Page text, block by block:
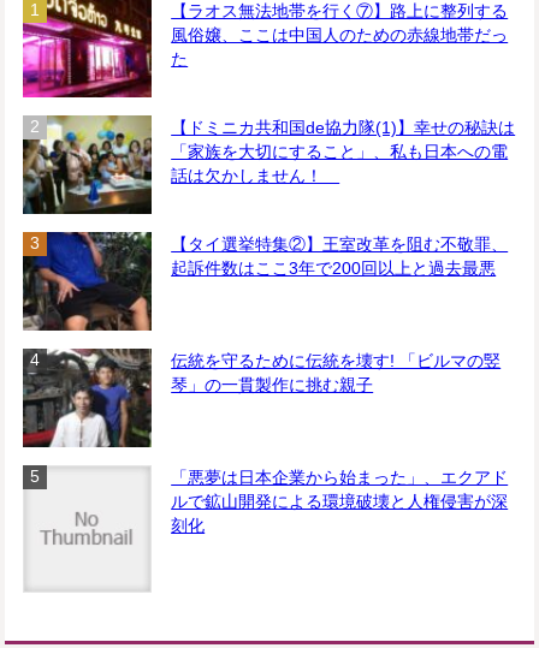
【ラオス無法地帯を行く⑦】路上に整列する
風俗嬢、ここは中国人のための赤線地帯だっ
た
【ドミニカ共和国de協力隊(1)】幸せの秘訣は
「家族を大切にすること」、私も日本への電
話は欠かしません！
【タイ選挙特集②】王室改革を阻む不敬罪、
起訴件数はここ3年で200回以上と過去最悪
伝統を守るために伝統を壊す! 「ビルマの竪
琴」の一貫製作に挑む親子
「悪夢は日本企業から始まった」、エクアド
ルで鉱山開発による環境破壊と人権侵害が深
刻化